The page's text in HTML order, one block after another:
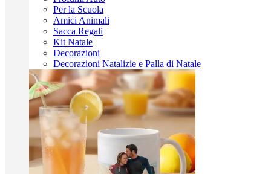
Per la Scuola
Amici Animali
Sacca Regali
Kit Natale
Decorazioni
Decorazioni Natalizie e Palla di Natale